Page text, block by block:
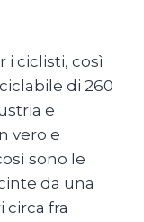
i ciclisti, così
di 260
e
vero e
sono le
da una
circa fra